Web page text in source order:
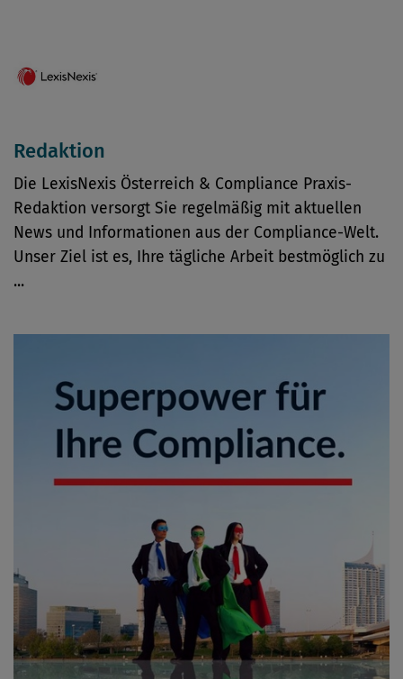
Redaktion
Die LexisNexis Österreich & Compliance Praxis-
Redaktion versorgt Sie regelmäßig mit aktuellen
News und Informationen aus der Compliance-Welt.
Unser Ziel ist es, Ihre tägliche Arbeit bestmöglich zu
...